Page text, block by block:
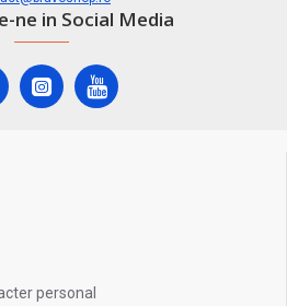
ne in Social Media
personal